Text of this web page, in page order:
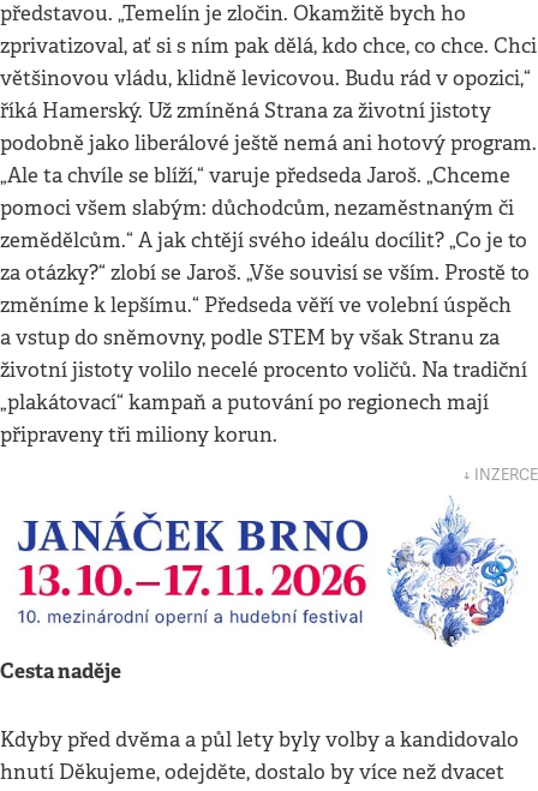
představou. „Temelín je zločin. Okamžitě bych ho
zprivatizoval, ať si s ním pak dělá, kdo chce, co chce. Chci
většinovou vládu, klidně levicovou. Budu rád v opozici,“
říká Hamerský. Už zmíněná Strana za životní jistoty
podobně jako liberálové ještě nemá ani hotový program.
„Ale ta chvíle se blíží,“ varuje předseda Jaroš. „Chceme
pomoci všem slabým: důchodcům, nezaměstnaným či
zemědělcům.“ A jak chtějí svého ideálu docílit? „Co je to
za otázky?“ zlobí se Jaroš. „Vše souvisí se vším. Prostě to
změníme k lepšímu.“ Předseda věří ve volební úspěch
a vstup do sněmovny, podle STEM by však Stranu za
životní jistoty volilo necelé procento voličů. Na tradiční
„plakátovací“ kampaň a putování po regionech mají
připraveny tři miliony korun.
↓ INZERCE
Cesta naděje
Kdyby před dvěma a půl lety byly volby a kandidovalo
hnutí Děkujeme, odejděte, dostalo by více než dvacet